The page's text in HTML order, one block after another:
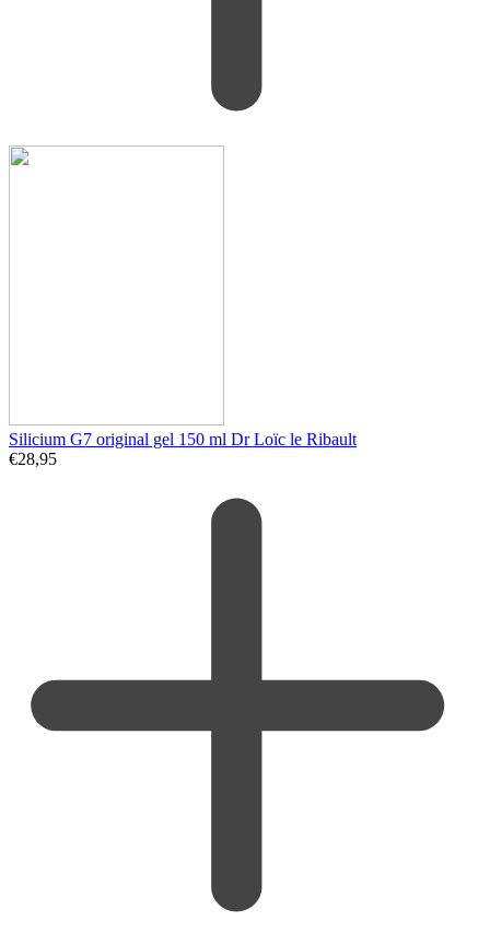
Silicium G7 original gel 150 ml Dr Loïc le Ribault
€28,95